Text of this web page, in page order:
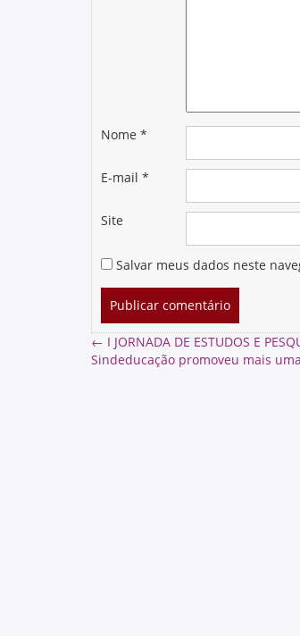
Nome *
E-mail *
Site
Salvar meus dados neste
← I JORNADA DE ESTUDOS E
Sindeducação promoveu mais